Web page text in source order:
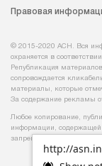
http://
Правовая
© 2015-2020 АСН. Вся
охраняется в
Републикация
сопровождается
материалы, которые
За содержание рекламы
Любое копирование,
информации,
запрещается.